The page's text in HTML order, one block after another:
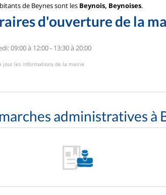
de Beynes sont les Beynois, Beynoises.
d'ouverture de la
09:00 à 12:00 - 13:30 à 20:00
jour les informations de la mairie
administratives à